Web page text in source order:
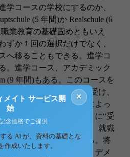
学コースの学校にするのか、
(5 年間)か Realschule (6
業教育の基礎固めともいえ
ずか１回の選択だけでなく、
へ移ることもできる。進学コ
。進学コース、アカデミック
(9 年間)もある。このコースを
"Abitur"というテストを受け、
このテストの累積結果によっ
されるため、日本のように“受
は、ドイツの場合は、就職
を早期に選べるのである。将
なくなってしまうというデメ
×
イト サービス開
始
念価格でご提供
る AI が、資料の基礎とな
作成いたします。